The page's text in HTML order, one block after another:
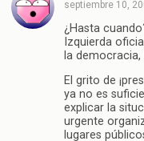
septiembre 10,
¿Hasta
Izquierda
la
El grito de
ya no es
explicar la
urgente
lugares